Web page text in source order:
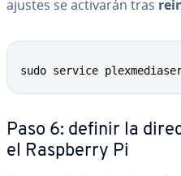
ajustes se activarán tras
sudo service
Paso 6: definir la
el Raspberry Pi